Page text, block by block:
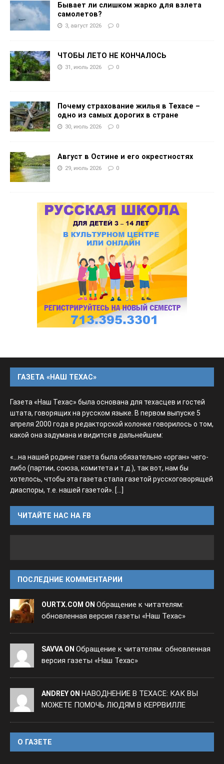
Бывает ли слишком жарко для взлета
самолетов?
3, август 2026 0
ЧТОБЫ ЛЕТО НЕ КОНЧАЛОСЬ
31, июль 2026 0
Почему страхование жилья в Техасе –
одно из самых дорогих в стране
30, июль 2026 0
Август в Остине и его окрестностях
29, июль 2026 0
ГАЗЕТА «НАШ ТЕХАС»
Газета «Наш Техас» была основана для техасцев и гостей
штата, говорящих на русском языке. В первом выпуске 5
апреля 2000 года в редакторской колонке говорилось о том,
какой она задумана и видится в дальнейшем:
«...на нашей родине газета была обязательно «орган» чего-
либо (партии, союза, комитета и т.д.), так вот, нам бы
хотелось, чтобы эта газета стала газетой русскоговорящей
диаспоры, т.е. нашей газетой». [...]
ЧИТАЙТЕ НАС НА FB
ПОСЛЕДНИЕ КОММЕНТАРИИ
OURTX.COM ON Обращение к читателям:
обновленная версия газеты «Наш Техас»
SAVVA ON Обращение к читателям: обновленная
версия газеты «Наш Техас»
ANDREY ON НАВОДНЕНИЕ В ТЕХАСЕ: КАК ВЫ
МОЖЕТЕ ПОМОЧЬ ЛЮДЯМ В КЕРРВИЛЛЕ
O ГАЗЕТЕ